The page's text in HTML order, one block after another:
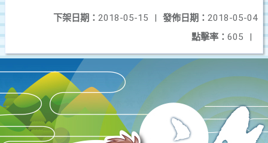
發佈日期： 2018-05-04
下架日期： 2018-05-15
|
點擊率： 605 |